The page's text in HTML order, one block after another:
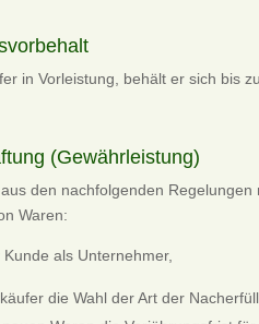
in Vorleistung, behält er sich bis
(Gewährleistung)
den nachfolgenden
Waren:
als Unternehmer,
die Wahl der Art der